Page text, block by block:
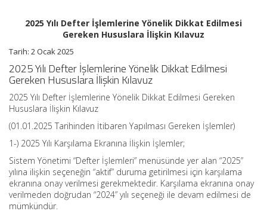
2025 Yılı Defter İşlemlerine Yönelik Dikkat Edilmesi
Gereken Hususlara İlişkin Kılavuz
Tarih: 2 Ocak 2025
2025 Yılı Defter İşlemlerine Yönelik Dikkat Edilmesi
Gereken Hususlara İlişkin Kılavuz
2025 Yılı Defter İşlemlerine Yönelik Dikkat Edilmesi Gereken
Hususlara İlişkin Kılavuz
(01.01.2025 Tarihinden İtibaren Yapılması Gereken İşlemler)
1-) 2025 Yılı Karşılama Ekranına İlişkin İşlemler;
Sistem Yönetimi “Defter İşlemleri” menüsünde yer alan “2025”
yılına ilişkin seçeneğin “aktif” duruma getirilmesi için karşılama
ekranına onay verilmesi gerekmektedir. Karşılama ekranına onay
verilmeden doğrudan “2024” yılı seçeneği ile devam edilmesi de
mümkündür.